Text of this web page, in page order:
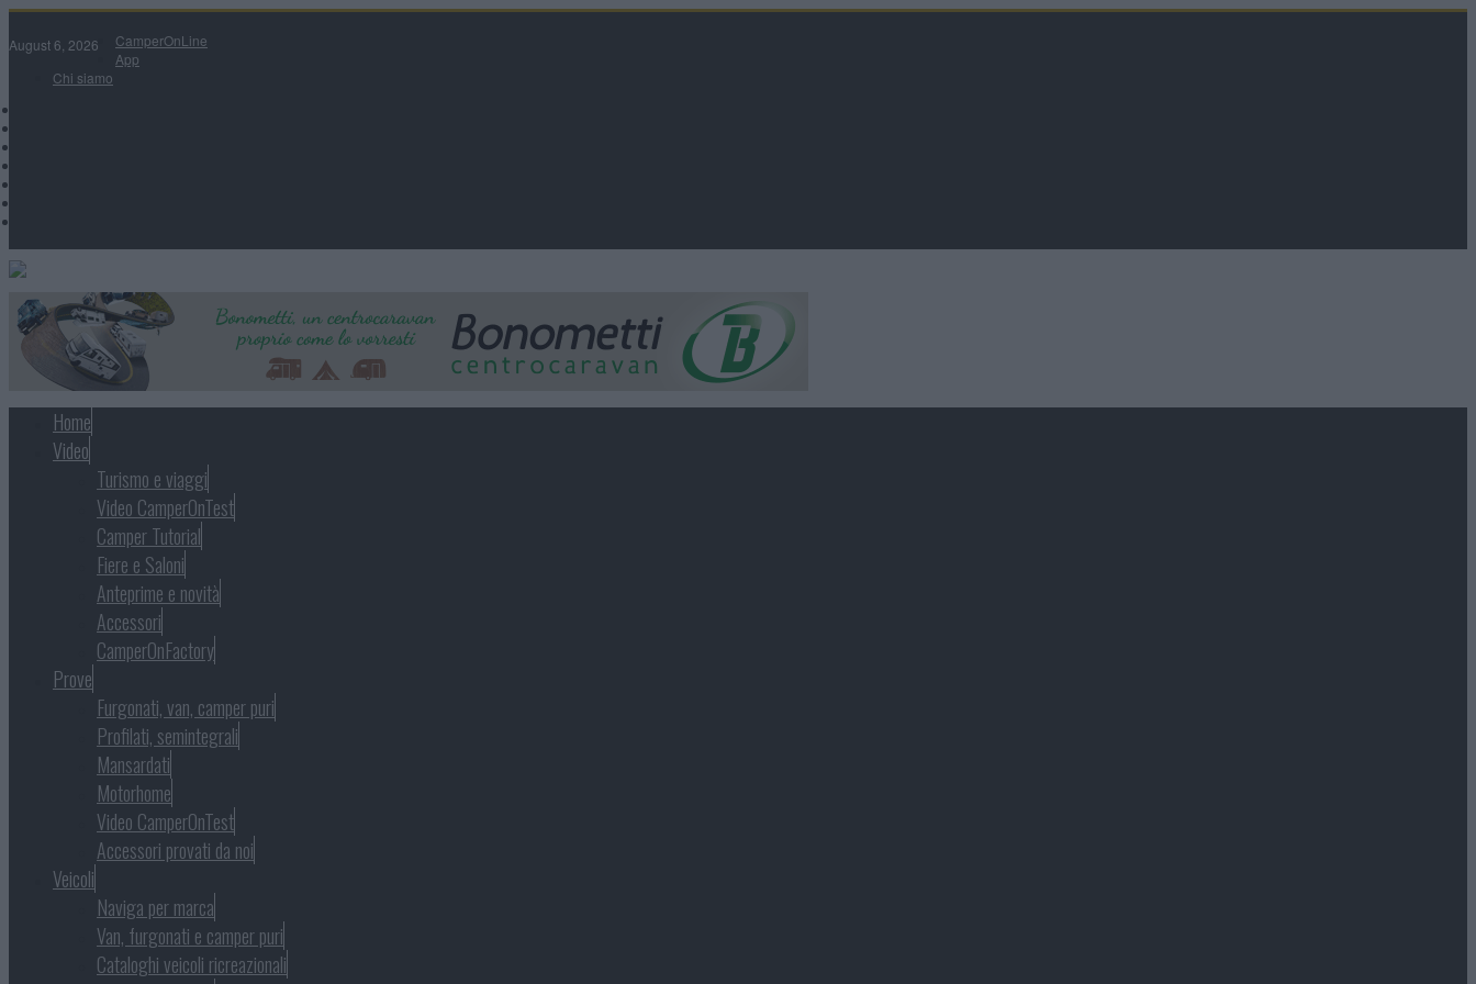
August 6, 2026
CamperOnLine
App
Chi siamo
Home
Video
Turismo e viaggi
Video CamperOnTest
Camper Tutorial
Fiere e Saloni
Anteprime e novità
Accessori
CamperOnFactory
Prove
Furgonati, van, camper puri
Profilati, semintegrali
Mansardati
Motorhome
Video CamperOnTest
Accessori provati da noi
Veicoli
Naviga per marca
Van, furgonati e camper puri
Cataloghi veicoli ricreazionali